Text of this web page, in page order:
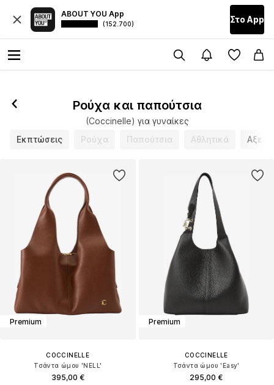
ABOUT YOU App
(152.700) Στο Αpp
Ρούχα και παπούτσια
(Coccinelle) για γυναίκες
Εκπτώσεις
Ρούχα Παπούτσια Αθλητικά
Premium
COCCINELLE
Τσάντα ώμου 'NELL'
395,00 €
Premium
COCCINELLE
Τσάντα ώμου 'Easy'
295,00 €